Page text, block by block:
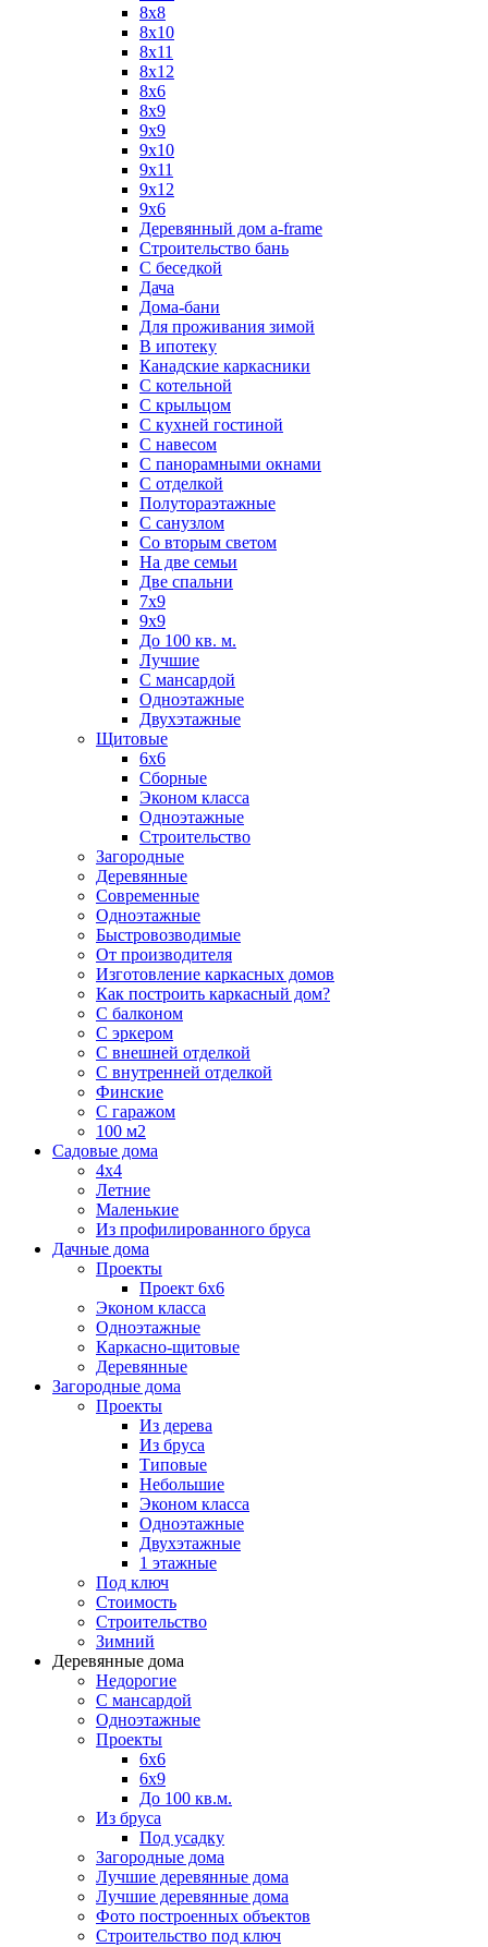
8x8
8х10
8х11
8х12
8х6
8х9
9x9
9х10
9х11
9х12
9х6
Деревянный дом a-frame
Строительство бань
С беседкой
Дача
Дома-бани
Для проживания зимой
В ипотеку
Канадские каркасники
С котельной
С крыльцом
С кухней гостиной
С навесом
С панорамными окнами
С отделкой
Полутораэтажные
С санузлом
Со вторым светом
На две семьи
Две спальни
7х9
9х9
До 100 кв. м.
Лучшие
С мансардой
Одноэтажные
Двухэтажные
Щитовые
6х6
Сборные
Эконом класса
Одноэтажные
Строительство
Загородные
Деревянные
Современные
Одноэтажные
Быстровозводимые
От производителя
Изготовление каркасных домов
Как построить каркасный дом?
С балконом
С эркером
С внешней отделкой
С внутренней отделкой
Финские
С гаражом
100 м2
Садовые дома
4х4
Летние
Маленькие
Из профилированного бруса
Дачные дома
Проекты
Проект 6х6
Эконом класса
Одноэтажные
Каркасно-щитовые
Деревянные
Загородные дома
Проекты
Из дерева
Из бруса
Типовые
Небольшие
Эконом класса
Одноэтажные
Двухэтажные
1 этажные
Под ключ
Стоимость
Строительство
Зимний
Деревянные дома
Недорогие
С мансардой
Одноэтажные
Проекты
6х6
6х9
До 100 кв.м.
Из бруса
Под усадку
Загородные дома
Лучшие деревянные дома
Лучшие деревянные дома
Фото построенных объектов
Строительство под ключ